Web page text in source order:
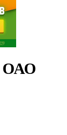
ОАО